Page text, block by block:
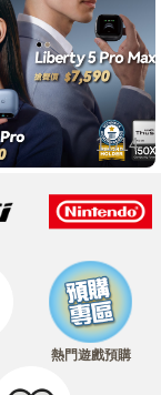
11/14
熱門遊戲預購